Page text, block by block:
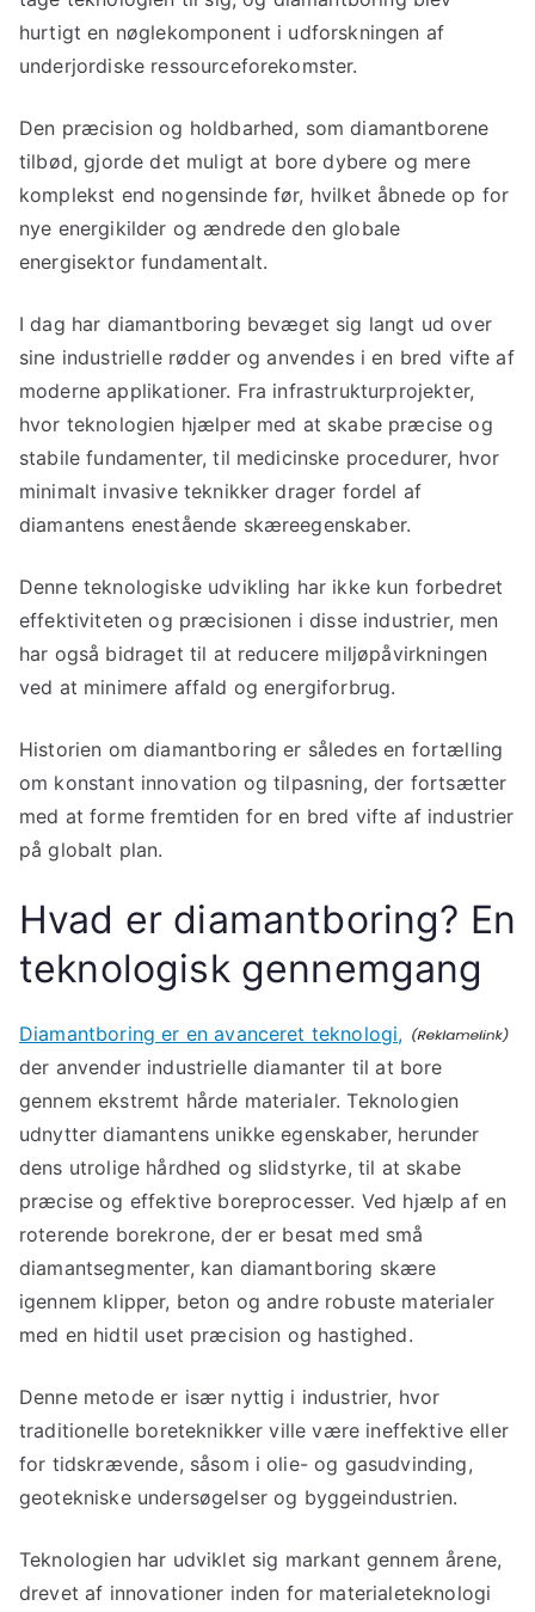
hurtigt en nøglekomponent i udforskningen af
underjordiske ressourceforekomster.
Den præcision og holdbarhed, som diamantborene
tilbød, gjorde det muligt at bore dybere og mere
komplekst end nogensinde før, hvilket åbnede op for
nye energikilder og ændrede den globale
energisektor fundamentalt.
I dag har diamantboring bevæget sig langt ud over
sine industrielle rødder og anvendes i en bred vifte af
moderne applikationer. Fra infrastrukturprojekter,
hvor teknologien hjælper med at skabe præcise og
stabile fundamenter, til medicinske procedurer, hvor
minimalt invasive teknikker drager fordel af
diamantens enestående skæreegenskaber.
Denne teknologiske udvikling har ikke kun forbedret
effektiviteten og præcisionen i disse industrier, men
har også bidraget til at reducere miljøpåvirkningen
ved at minimere affald og energiforbrug.
Historien om diamantboring er således en fortælling
om konstant innovation og tilpasning, der fortsætter
med at forme fremtiden for en bred vifte af industrier
på globalt plan.
Hvad er diamantboring? En
teknologisk gennemgang
Diamantboring er en avanceret teknologi,
der anvender industrielle diamanter til at bore
gennem ekstremt hårde materialer. Teknologien
udnytter diamantens unikke egenskaber, herunder
dens utrolige hårdhed og slidstyrke, til at skabe
præcise og effektive boreprocesser. Ved hjælp af en
roterende borekrone, der er besat med små
diamantsegmenter, kan diamantboring skære
igennem klipper, beton og andre robuste materialer
med en hidtil uset præcision og hastighed.
Denne metode er især nyttig i industrier, hvor
traditionelle boreteknikker ville være ineffektive eller
for tidskrævende, såsom i olie- og gasudvinding,
geotekniske undersøgelser og byggeindustrien.
Teknologien har udviklet sig markant gennem årene,
drevet af innovationer inden for materialeteknologi